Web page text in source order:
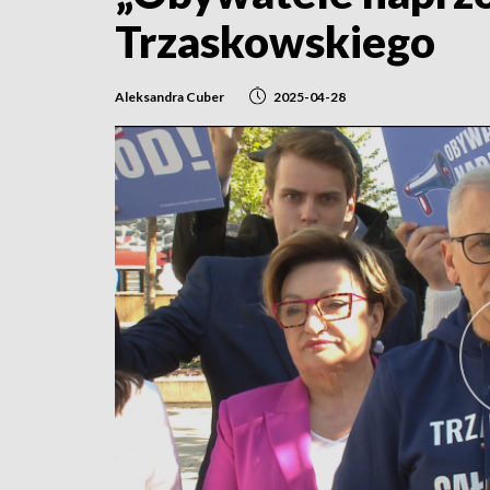
Trzaskowskiego
Aleksandra Cuber 2025-04-28